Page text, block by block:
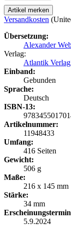
Artikel merken
Versandkosten
Übersetzung:
Alexander
Verlag:
Atlantik Verlag
Einband:
Gebunden
Sprache:
Deutsch
ISBN-13:
Artikelnummer:
11948433
Umfang:
416 Seiten
Gewicht:
506 g
Maße:
216 x 145 mm
Stärke:
34 mm
5.9.2024